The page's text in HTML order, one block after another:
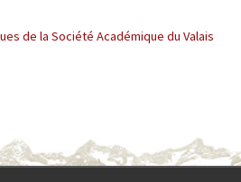
de la Société Académique du Valais